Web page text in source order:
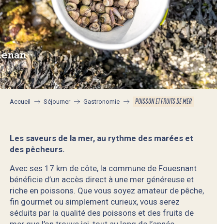
Accueil Séjourner Gastronomie POISSON ET FRUITS DE MER
Les saveurs de la mer, au rythme des marées et
des pêcheurs.
Avec ses 17 km de côte, la commune de Fouesnant
bénéficie d’un accès direct à une mer généreuse et
riche en poissons. Que vous soyez amateur de pêche,
fin gourmet ou simplement curieux, vous serez
séduits par la qualité des poissons et des fruits de